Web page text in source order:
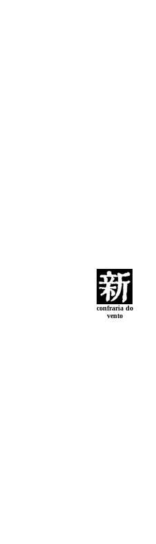
confraria do
vento